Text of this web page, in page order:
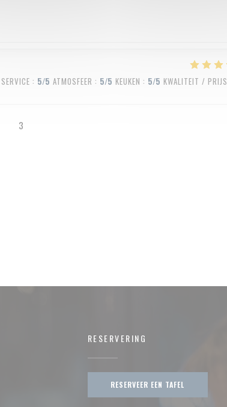
SERVICE : 5/5 ATMOSFEER : 5/5 KEUKEN : 5/5 KWALITEIT / PRIJS
3
een nieuw venster))
((opent in een nieuw venster))
RESERVERING
RESERVEER EEN TAFEL